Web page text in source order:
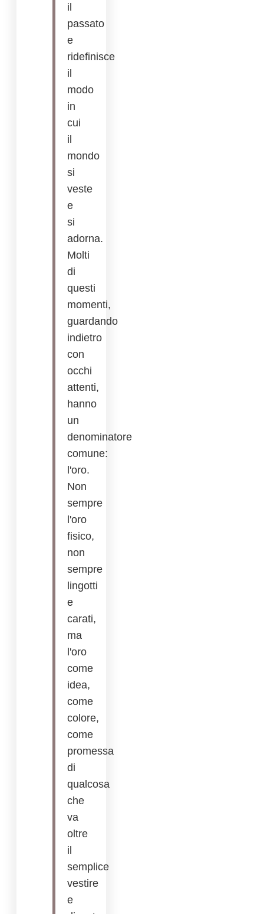
il
passato
e
ridefinisce
il
modo
in
cui
il
mondo
si
veste
e
si
adorna.
Molti
di
questi
momenti,
guardando
indietro
con
occhi
attenti,
hanno
un
denominatore
comune:
l'oro.
Non
sempre
l'oro
fisico,
non
sempre
lingotti
e
carati,
ma
l'oro
come
idea,
come
colore,
come
promessa
di
qualcosa
che
va
oltre
il
semplice
vestire
e